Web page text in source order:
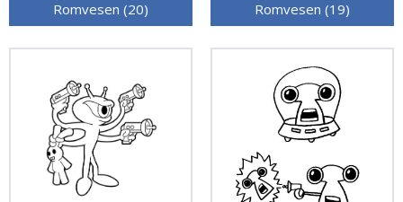
Romvesen (20) Romvesen (19)